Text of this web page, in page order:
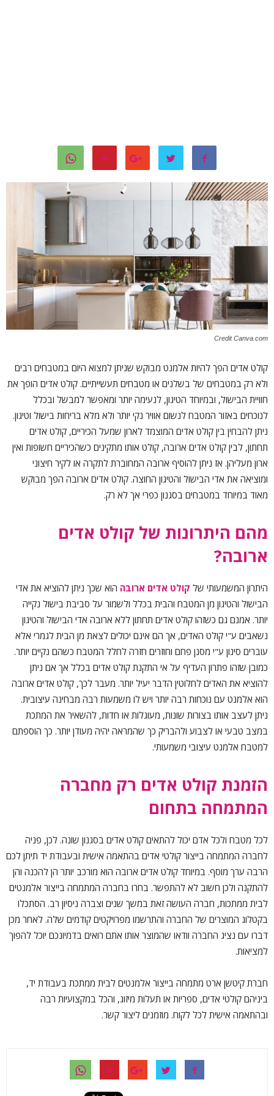
Credit Canva.com
קולט אדים הפך להיות אלמנט מבוקש שניתן למצוא היום במטבחים רבים
ולא רק במטבחים של בשלנים או מטבחים תעשייתיים. קולט אדים הופך את
חוויית הבישול, ובמיוחד הטיגון, לנעימה יותר ומאפשר למבשל ובכלל
לנוכחים באזור המטבח לנשום אוויר נקי יותר ולא מלא בריחות בישול וטיגון.
ניתן להבחין בין קולט אדים המוצמד לארון שמעל הכיריים, קולט אדים
תחתון, לבין קולט אדים ארובה, קולט אותו מתקינים כשהכיריים חשופות ואין
ארון מעליהן. אז ניתן להוסיף ארובה המחוברת לתקרה או לקיר חיצוני
ומוציאה את אדי הבישול והטיגון החוצה. קולט אדים ארובה הפך מבוקש
מאוד במיוחד במטבחים בסגנון כפרי אך לא רק.
מהם היתרונות של קולט אדים
ארובה?
היתרון המשמעותי של קולט אדים ארובה הוא שכך ניתן להוציא את אדי
הבישול והטיגון מן המטבח והבית בכלל ולשמור על סביבת בישול נקייה
יותר. אמנם גם כשזהו קולט אדים תחתון ללא ארובה אדי הבישול והטיגון
נשאבים ע"י קולט האדים, אך הם אינם יכולים לצאת מן הבית לגמרי אלא
עוברים סינון ע"י מסנן פחם וחוזרים חזרה לחלל המטבח כשהם נקיים יותר.
כמובן שזהו פתרון העדיף על אי התקנת קולט אדים בכלל אך אם ניתן
להוציא את האדים לחלוטין הדבר יעיל יותר. מעבר לכך, קולט אדים ארובה
הוא אלמנט עם נוכחות רבה יותר ויש לו משמעות רבה מבחינה עיצובית.
ניתן לעצב אותו בצורות שונות, מעוגלות או חדות, להשאיר את המתכת
במצב טבעי או לצבוע ולהבריק כך שהמראה יהיה מעודן יותר. כך הוספתם
למטבח אלמנט עיצובי משמעותי.
הזמנת קולט אדים רק מחברה
המתמחה בתחום
לכל מטבח ולכל אדם יכול להתאים קולט אדים בסגנון שונה. לכן, פניה
לחברה המתמחה בייצור קולטי אדים בהתאמה אישית ובעבודת יד תיתן לכם
הרבה ערך מוסף. במיוחד קולט אדים ארובה הוא מורכב יותר הן להכנה והן
להתקנה ולכן חשוב לא להתפשר. בחרו בחברה המתמחה בייצור אלמנטים
לבית ממתכות, חברה העושה זאת במשך שנים וצברה ניסיון רב. הסתכלו
בקטלוג המוצרים של החברה והתרשמו מפרויקטים קודמים שלה. לאחר מכן
דברו עם נציג החברה וודאו שהמוצר אותו אתם רואים בדמיונכם יוכל להפוך
למציאות.
חברת קיטשן ארט מתמחה בייצור אלמנטים לבית ממתכת בעבודת יד,
ביניהם קולטי אדים, ספריות או תעלות מיזוג, והכל במקצועיות רבה
ובהתאמה אישית לכל לקוח. מוזמנים ליצור קשר.